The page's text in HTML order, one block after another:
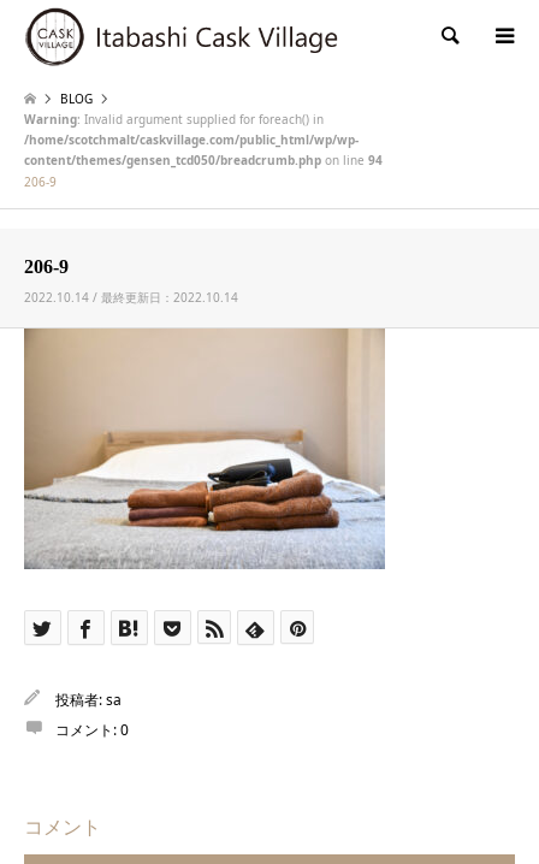
検索
BLOG
Warning: Invalid argument supplied for foreach() in
/home/scotchmalt/caskvillage.com/public_html/wp/wp-
content/themes/gensen_tcd050/breadcrumb.php on line 94
206-9
206-9
2022.10.14 / 最終更新日：2022.10.14
投稿者:sa
コメント:0
コメント